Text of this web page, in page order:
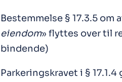
Bestemmelse § 17.3.5 om
eiendom» flyttes over til
bindende)
Parkeringskravet i §